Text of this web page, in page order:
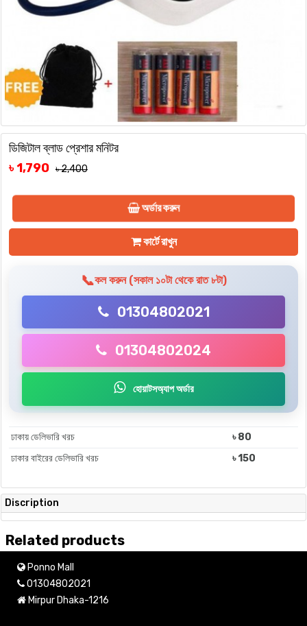
ডিজিটাল ব্লাড প্রেশার মনিটর
৳ 1,790 ৳ 2,400
অর্ডার করুন
কার্টে রাখুন
📞কল করুন (সকাল ১০টা থেকে রাত ৮টা)
01304802021
01304802024
হোয়াটসঅ্যাপ অর্ডার
ঢাকায় ডেলিভারি খরচ
৳ 80
ঢাকার বাইরের ডেলিভারি খরচ
৳ 150
Discription
Related products
Ponno Mall
01304802021
Mirpur Dhaka-1216